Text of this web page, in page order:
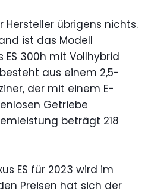
übrigens nichts.
ist das Modell
ES 300h mit Vollhybrid
aus einem 2,5-
der mit einem E-
Getriebe
beträgt 218
ES für 2023 wird im
Preisen hat sich der